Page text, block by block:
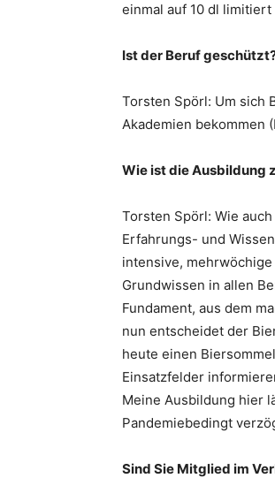
einmal auf 10 dl
Ist der Beruf
Torsten Spörl: Um sich
Akademien bekommen
Wie ist die Ausbildung
Torsten Spörl: Wie
Erfahrungs- und
intensive,
Grundwissen in allen
Fundament, aus dem
nun entscheidet der
heute einen
Einsatzfelder
Meine Ausbildung hier
Pandemiebedingt
Sind Sie Mitglied im